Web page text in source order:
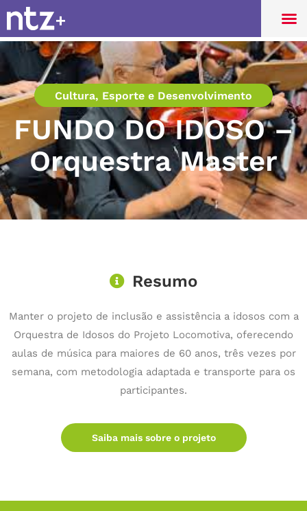
Cultura, Esporte e Desenvolvimento
FUNDO DO IDOSO –
Orquestra Master
Resumo
Manter o projeto de inclusão e assistência a idosos com a
Orquestra de Idosos do Projeto Locomotiva, oferecendo
aulas de música para maiores de 60 anos, três vezes por
semana, com metodologia adaptada e transporte para os
participantes.
Saiba mais sobre o projeto